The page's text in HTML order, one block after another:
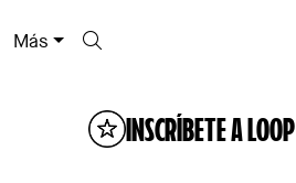
Más
INSCRÍBETE A LOOP